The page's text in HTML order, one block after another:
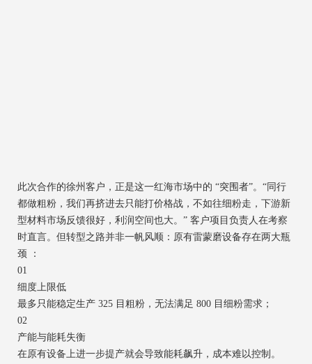
此次合作的徐州客户，正是这一红海市场中的 “突围者”。“同行
都做粗粉，我们再挤进去只能打价格战，不如往细粉走，下游新
型材料市场反馈很好，利润空间也大。” 客户项目负责人在考察
时直言。但转型之路并非一帆风顺：原有雷蒙磨设备存在两大瓶
颈 ：
01
细度上限低
最多只能稳定生产 325 目粗粉，无法满足 800 目细粉需求；
02
产能与能耗失衡
在原有设备上进一步提产就会导致能耗飙升，成本难以控制。